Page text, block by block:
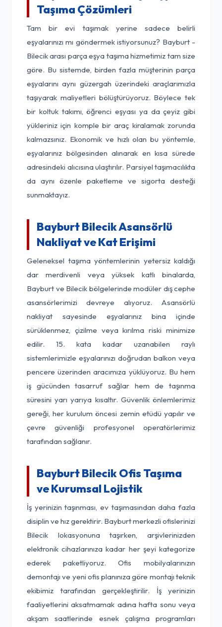
Taşıma Çözümleri
Tam bir evi taşımak yerine sadece belirli
eşyalarınızı mı göndermek istiyorsunuz? Bayburt -
Bilecik arası parça eşya taşıma hizmetimiz tam size
göre. Bu sistemde, birden fazla müşterinin parça
eşyalarını aynı güzergah üzerindeki araçlarımızla
taşıyarak maliyetleri bölüştürüyoruz. Böylece tek
bir koltuk takımı, öğrenci eşyası ya da çeyiz gibi
yükleriniz için komple bir araç kiralamak zorunda
kalmazsınız. Ekonomik ve hızlı olan bu yöntemle,
eşyalarınız bölgesinden alınarak en kısa sürede
adresindeki alıcısına ulaştırılır. Parsiyel taşımacılıkta
da aynı özenle paketleme ve sigorta desteği
sunmaktayız.
Bayburt Bilecik Asansörlü
Nakliyat ve Kat Erişimi
Geleneksel taşıma yöntemlerinin yetersiz kaldığı
dar merdivenli veya yüksek katlı binalarda,
Bayburt ve Bilecik bölgelerinde modüler dış cephe
asansörlerimizi devreye alıyoruz. Asansörlü
nakliyat sayesinde eşyalarınız bina içinde
sürüklenmez, çizilme veya kırılma riski minimize
edilir. 15. kata kadar uzanabilen raylı
sistemlerimizle eşyalarınızı doğrudan balkon veya
pencere üzerinden aracımıza yüklüyoruz. Bu hem
iş gücünden tasarruf sağlar hem de taşınma
süresini yarı yarıya kısaltır. Güvenlik önlemlerimiz
gereği, her kurulum öncesi zemin etüdü yapılır ve
çevre güvenliği profesyonel operatörlerimiz
tarafından sağlanır.
Bayburt Bilecik Ofis Taşıma
ve Kurumsal Lojistik
İş yerinizin taşınması, ev taşımasından daha fazla
disiplin ve hız gerektirir. Bayburt merkezli ofislerinizi
Bilecik lokasyonuna taşırken, arşivlerinizden
elektronik cihazlarınıza kadar her şeyi kategorize
ederek paketliyoruz. Ofis mobilyalarınızın
demontajı ve yeni ofis planınıza göre montajı teknik
ekibimiz tarafından gerçekleştirilir. İş yerinizin
faaliyetlerini aksatmamak adına hafta sonu veya
akşam saatlerinde esnek çalışma programları